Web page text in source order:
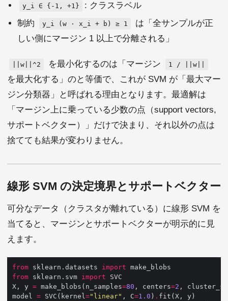
y_i ∈ {-1, +1}
: クラスラベル
制約
y_i (w · x_i + b) ≥ 1
は「全サンプルが正
しい側にマージン 1 以上で分離される」
||w||^2 を最小化するのは「マージン 1 / ||w||
を最大化する」のと等価で、これが SVM が「最大マー
ジン分類器」と呼ばれる理由となります。最適解は
「マージン上に乗っている少数の点（support vectors,
サポートベクター）」だけで決まり、それ以外の点は
捨てても結果が変わりません。
線形 SVM の決定境界とサポートベクター
可分なデータ（クラスタが離れている）に線形 SVM を
当てると、マージンとサポートベクターが明示的に見
えます。
from sklearn.datasets import
from sklearn.svm import
X, y = make_blobs(n_samples=80 , centers=2 ,
model = SVC(kernel="linear" , C=1.0 ) .